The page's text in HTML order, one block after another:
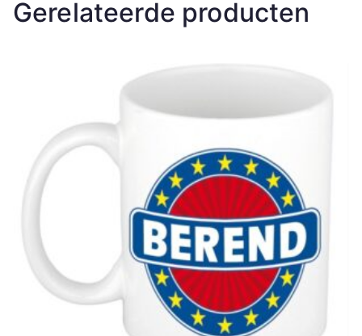
Gerelateerde producten